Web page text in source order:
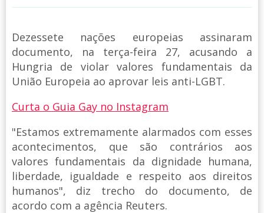
Dezessete nações europeias assinaram
documento, na terça-feira 27, acusando a
Hungria de violar valores fundamentais da
União Europeia ao aprovar leis anti-LGBT.
Curta o Guia Gay no Instagram
"Estamos extremamente alarmados com esses
acontecimentos, que são contrários aos
valores fundamentais da dignidade humana,
liberdade, igualdade e respeito aos direitos
humanos", diz trecho do documento, de
acordo com a agência Reuters.